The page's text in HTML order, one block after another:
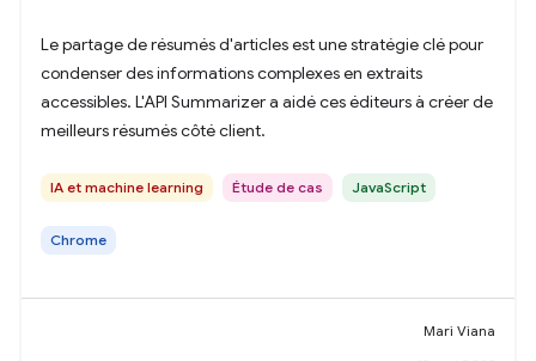
Le partage de résumés d'articles est une stratégie clé pour
condenser des informations complexes en extraits
accessibles. L'API Summarizer a aidé ces éditeurs à créer de
meilleurs résumés côté client.
IA et machine learning Étude de cas JavaScript
Chrome
Mari Viana